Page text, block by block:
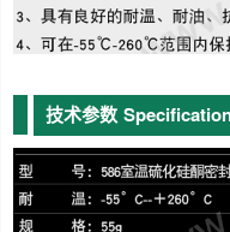
技术参数